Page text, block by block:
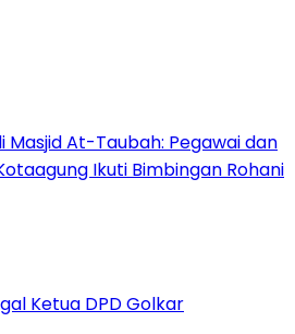
Masjid At-Taubah: Pegawai dan
Ikuti Bimbingan Rohani
Ketua DPD Golkar